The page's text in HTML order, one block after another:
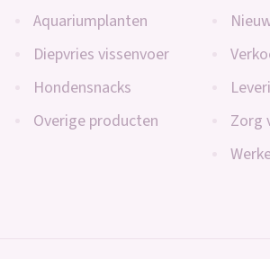
Aquariumplanten
Diepvries vissenvoer
Hondensnacks
Overige producten
Zorg